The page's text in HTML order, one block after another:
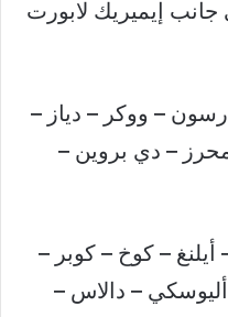
جانب إيميريك لابورت
– ووكر – دياز –
– دي بروين –
أيلنغ – كوخ – كوبر –
– دالاس –